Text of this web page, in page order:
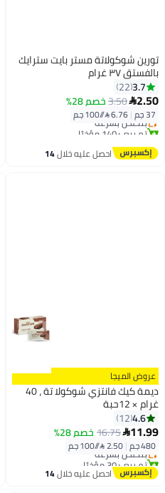
تورين شوكولاتة مستر بايت سترايك
بالفستق ٣٧ غرام
3.7
22
2.50
3.50خصم 28%
37 جم |6.76 /⁨/100 جم⁩
#5 في وجبات خفيفة شهية
توصيل مجاني
بتخلّص بسرعة
تم بيع +140 مؤخرًا
احصل عليه خلال14
عروض الميجا
ديمة كيك فانتزي شوكولا تة ، 40
غرام × 12حبة
4.6
12
11.99
16.75خصم 28%
480 جم |
أقل سعر في 30 يوم
توصيل مجاني
بتخلّص بسرعة
تم بيع +30 مؤخرًا
أقل سعر في 30 يوماحصل عليه خلال14